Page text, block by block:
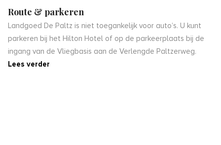
Route & parkeren
Landgoed De Paltz is niet toegankelijk voor auto’s. U kunt
parkeren bij het Hilton Hotel of op de parkeerplaats bij de
ingang van de Vliegbasis aan de Verlengde Paltzerweg.
Lees verder